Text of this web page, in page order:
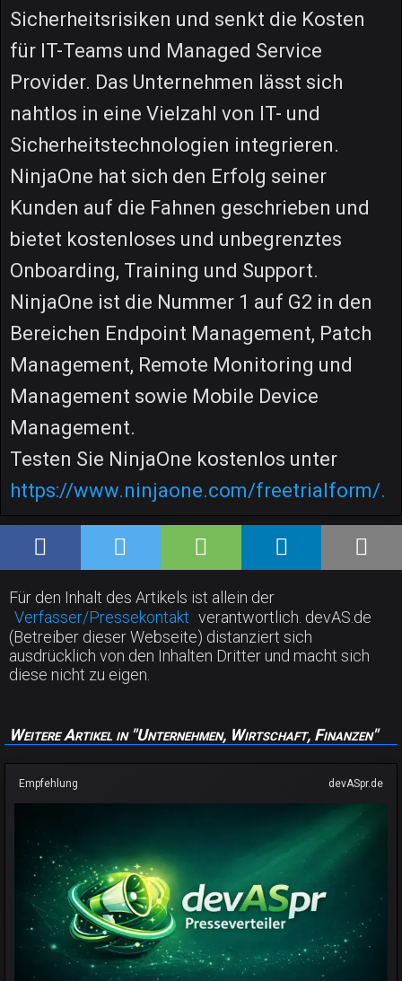
Sicherheitsrisiken und senkt die Kosten
für IT-Teams und Managed Service
Provider. Das Unternehmen lässt sich
nahtlos in eine Vielzahl von IT- und
Sicherheitstechnologien integrieren.
NinjaOne hat sich den Erfolg seiner
Kunden auf die Fahnen geschrieben und
bietet kostenloses und unbegrenztes
Onboarding, Training und Support.
NinjaOne ist die Nummer 1 auf G2 in den
Bereichen Endpoint Management, Patch
Management, Remote Monitoring und
Management sowie Mobile Device
Management.
Testen Sie NinjaOne kostenlos unter
https://www.ninjaone.com/freetrialform/.
Für den Inhalt des Artikels ist allein der
Verfasser/Pressekontakt verantwortlich. devAS.de
(Betreiber dieser Webseite) distanziert sich
ausdrücklich von den Inhalten Dritter und macht sich
diese nicht zu eigen.
Weitere Artikel in "Unternehmen, Wirtschaft, Finanzen"
Empfehlung devASpr.de